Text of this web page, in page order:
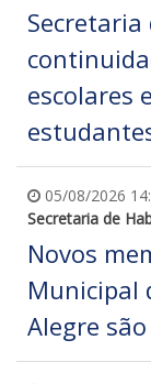
Secretaria
escolares
05/08/2026
Secretaria de
Novos
Municipal
Alegre